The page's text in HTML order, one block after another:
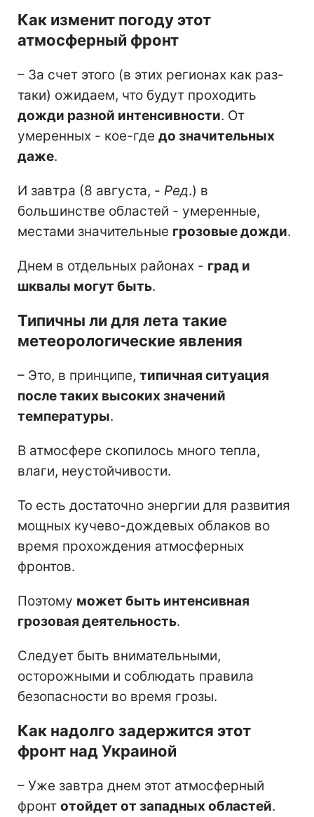
Как изменит погоду этот
атмосферный фронт
– За счет этого (в этих регионах как раз-
таки) ожидаем, что будут проходить
дожди разной интенсивности. От
умеренных - кое-где до значительных
даже.
И завтра (8 августа, - Ред.) в
большинстве областей - умеренные,
местами значительные грозовые дожди.
Днем в отдельных районах - град и
шквалы могут быть.
Типичны ли для лета такие
метеорологические явления
– Это, в принципе, типичная ситуация
после таких высоких значений
температуры.
В атмосфере скопилось много тепла,
влаги, неустойчивости.
То есть достаточно энергии для развития
мощных кучево-дождевых облаков во
время прохождения атмосферных
фронтов.
Поэтому может быть интенсивная
грозовая деятельность.
Следует быть внимательными,
осторожными и соблюдать правила
безопасности во время грозы.
Как надолго задержится этот
фронт над Украиной
– Уже завтра днем этот атмосферный
фронт отойдет от западных областей.